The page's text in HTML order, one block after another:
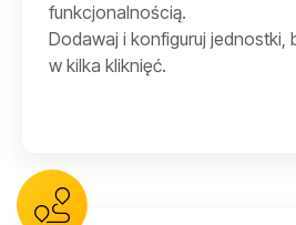
funkcjonalnością.
Dodawaj i konfiguruj jednostki,
w kilka kliknięć.